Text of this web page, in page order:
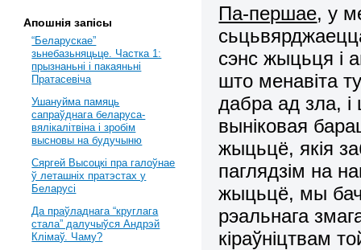
Па-першае, у
сэнс жыцьця і
што менавіта
дабра ад зла,
выніковая
жыцьцё, якія
паглядзім на
жыцьцё, мы
рэальнага
кіраўніцтвам
Апошнія запісы
“Беларускае”
зьнебазьняцьце. Частка 1:
прызнаньні і пакаяньні
Пратасевіча
Ушануйма памяць
сапраўднага беларуса-
вялікалітвіна і зробім
высновы на будучыню
Сяргей Высоцкі пра галоўнае
ў леташніх пратэстах у
Беларусі
Да праўладнага “круглага
стала” далучыўся Андрэй
Клімаў. Чаму?